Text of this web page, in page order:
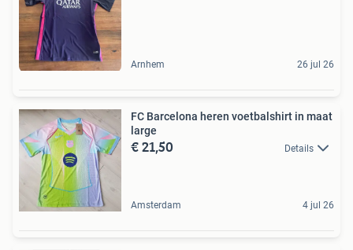
Arnhem 26 jul 26
FC Barcelona heren voetbalshirt in maat
large
€ 21,50 Details
Amsterdam 4 jul 26